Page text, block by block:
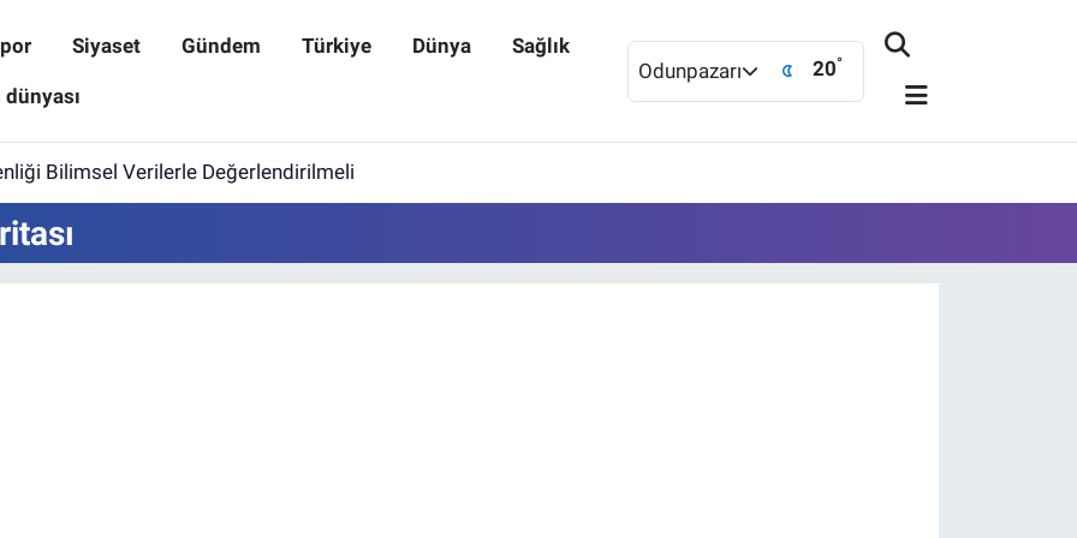
Siyaset Gündem Türkiye Dünya Sağlık
Odunpazarı 20°
Bilimsel Verilerle Değerlendirilmeli